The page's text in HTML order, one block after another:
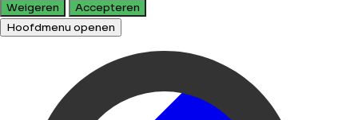
Weigeren
Accepteren
Hoofdmenu openen